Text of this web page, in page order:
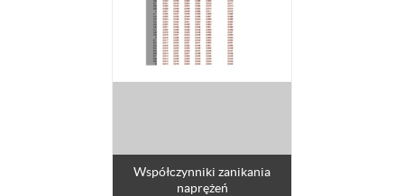
Współczynniki zanikania
naprężeń